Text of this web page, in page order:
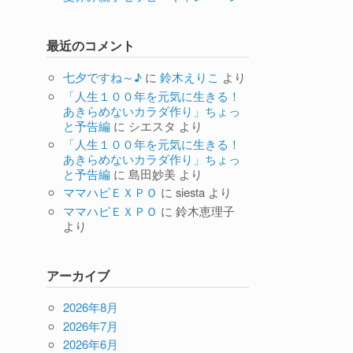
最近のコメント
七夕ですね～♪ に鈴木えりこ より
「人生１００年を元気に生きる！
あきらめないカラダ作り」ちょっ
と予告編 に シエスタ より
「人生１００年を元気に生きる！
あきらめないカラダ作り」ちょっ
と予告編 に島田妙美 より
ママハピＥＸＰＯ にsiesta より
ママハピＥＸＰＯ に鈴木恵理子
より
アーカイブ
2026年8月
2026年7月
2026年6月